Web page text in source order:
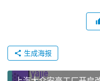
生成海报